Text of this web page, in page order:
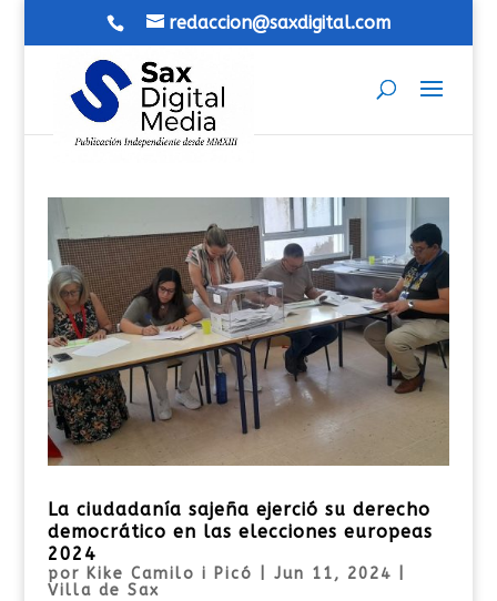
redaccion@saxdigital.com
La ciudadanía sajeña ejerció su derecho
democrático en las elecciones europeas
2024
por Kike Camilo i Picó Jun 11, 2024
Villa de Sax